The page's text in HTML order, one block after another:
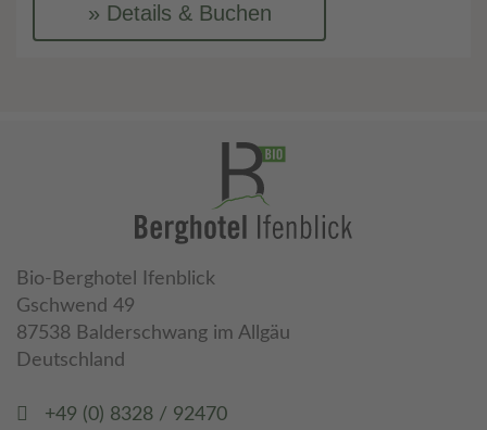
Details & Buchen
Bio-Berghotel Ifenblick
Gschwend 49
87538 Balderschwang im Allgäu
Deutschland
+49 (0) 8328 / 92470